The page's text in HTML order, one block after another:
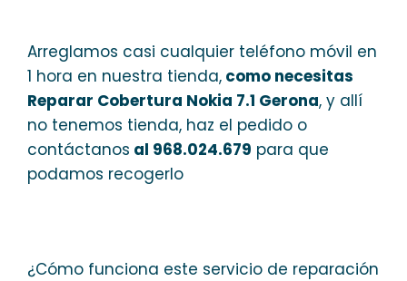
Arreglamos casi cualquier teléfono móvil en
1 hora en nuestra tienda, como necesitas
Reparar Cobertura Nokia 7.1 Gerona, y allí
no tenemos tienda, haz el pedido o
contáctanos al 968.024.679 para que
podamos recogerlo
¿Cómo funciona este servicio de reparación